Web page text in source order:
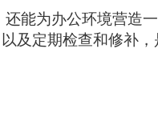
能为办公环境营造
及定期检查和修补